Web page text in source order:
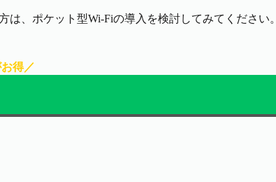
、ポケット型Wi-Fiの導入を検討してみてください。
得／